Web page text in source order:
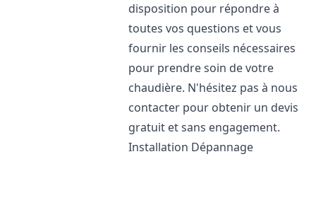
disposition pour répondre à
toutes vos questions et vous
fournir les conseils nécessaires
pour prendre soin de votre
chaudière. N'hésitez pas à nous
contacter pour obtenir un devis
gratuit et sans engagement.
Installation Dépannage